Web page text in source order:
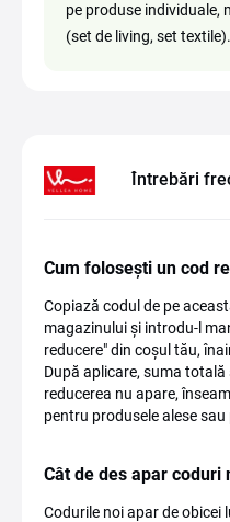
pe produse individuale,
(set de living, set textile).
Întrebări
Cum folosești un cod
Copiază codul de pe
magazinului și introdu-l
reducere" din coșul tău,
După aplicare, suma
reducerea nu apare,
pentru produsele alese
Cât de des apar coduri
Codurile noi apar de obicei